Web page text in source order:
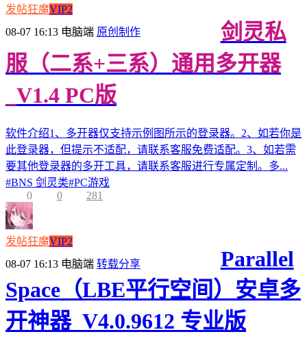
发帖狂魔VIP2
08-07 16:13 电脑端 原创制作
剑灵私
服（二系+三系）通用多开器
_V1.4 PC版
软件介绍1、多开器仅支持示例图所示的登录器。2、如若你是
此登录器，但提示不适配，请联系客服免费适配。3、如若需
要其他登录器的多开工具，请联系客服进行专属定制。多...
#BNS 剑灵类#PC游戏
0
0 281
发帖狂魔VIP2
08-07 16:13 电脑端 转载分享
Parallel
Space（LBE平行空间）安卓多
开神器_V4.0.9612 专业版